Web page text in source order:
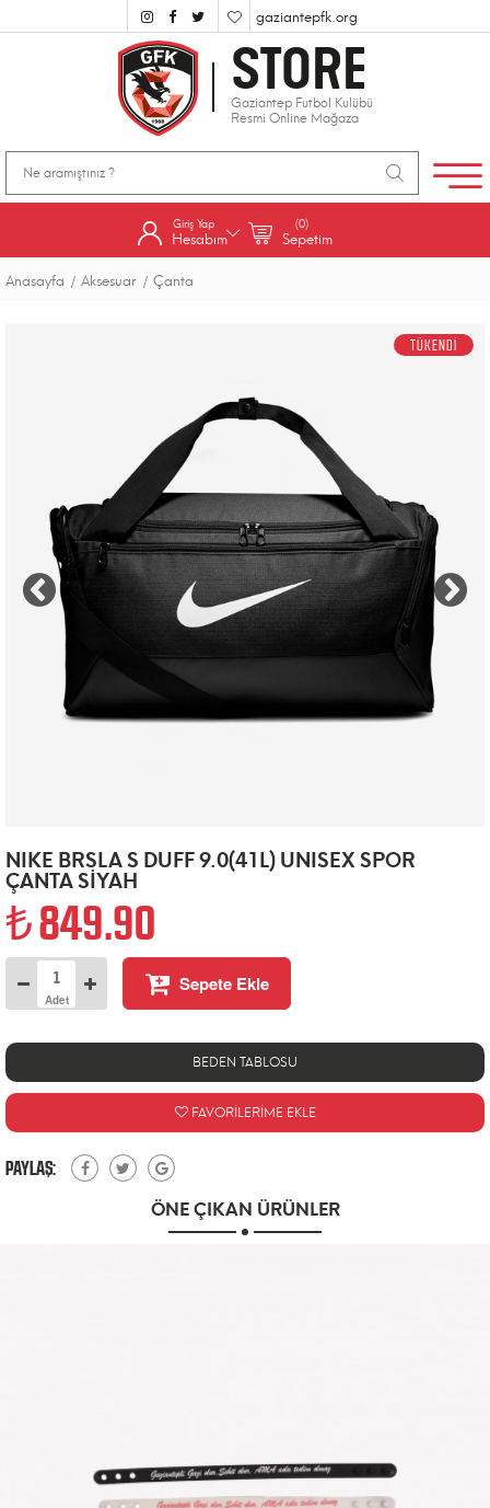
gaziantepfk.org
STORE
Gaziantep Futbol Kulübü
Resmi Online Mağaza
Giriş Yap
Hesabım
(0)
Sepetim
Anasayfa
Aksesuar Çanta
TÜKENDİ
NIKE BRSLA S DUFF 9.0(41L) UNISEX SPOR
ÇANTA SİYAH
849.90
Adet
Sepete Ekle
BEDEN TABLOSU
FAVORİLERİME EKLE
PAYLAŞ:
ÖNE ÇIKAN ÜRÜNLER